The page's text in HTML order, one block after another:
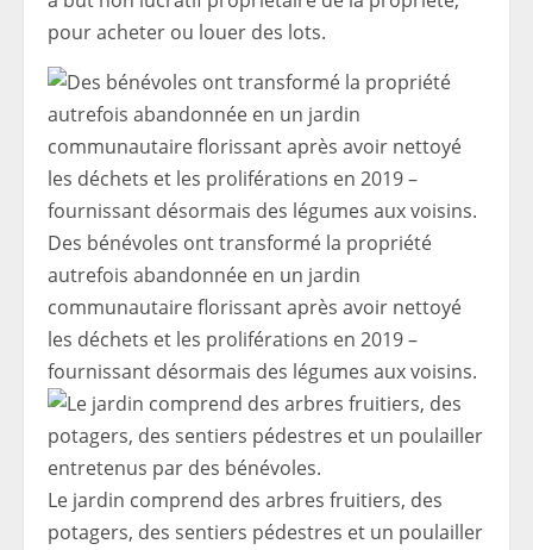
pour acheter ou louer des lots.
Des bénévoles ont transformé la propriété
autrefois abandonnée en un jardin
communautaire florissant après avoir nettoyé
les déchets et les proliférations en 2019 –
fournissant désormais des légumes aux voisins.
Le jardin comprend des arbres fruitiers, des
potagers, des sentiers pédestres et un poulailler